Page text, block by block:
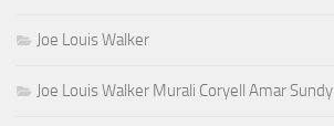
Joe Louis Walker
Joe Louis Walker Murali Coryell Amar Sundy